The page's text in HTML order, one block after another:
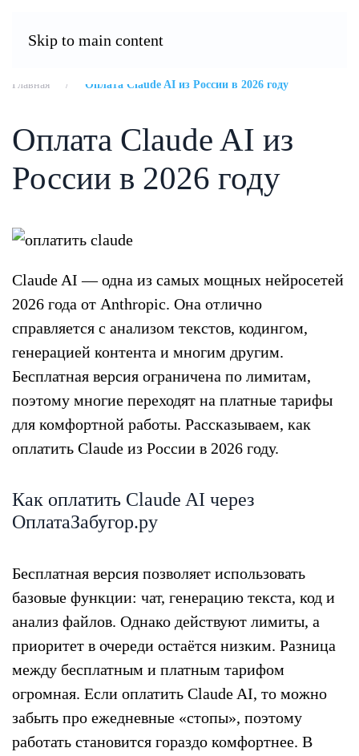
Skip to main content
OplataZabugor.ru
Главная Оплата Claude AI из России в 2026 году
Оплата Claude AI из
России в 2026 году
Claude AI — одна из самых мощных нейросетей
2026 года от Anthropic. Она отлично
справляется с анализом текстов, кодингом,
генерацией контента и многим другим.
Бесплатная версия ограничена по лимитам,
поэтому многие переходят на платные тарифы
для комфортной работы. Рассказываем, как
оплатить Claude из России в 2026 году.
Как оплатить Claude AI через
ОплатаЗабугор.ру
Бесплатная версия позволяет использовать
базовые функции: чат, генерацию текста, код и
анализ файлов. Однако действуют лимиты, а
приоритет в очереди остаётся низким. Разница
между бесплатным и платным тарифом
огромная. Если оплатить Claude AI, то можно
забыть про ежедневные «стопы», поэтому
работать становится гораздо комфортнее. В